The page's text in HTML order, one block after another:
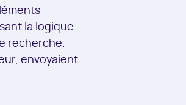
la logique
recherche.
envoyaient